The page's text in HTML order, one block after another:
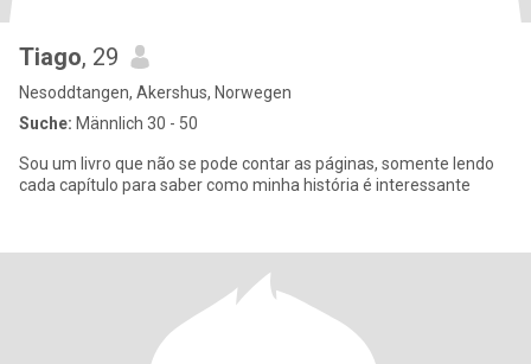
Tiago, 29
Nesoddtangen, Akershus, Norwegen
Suche: Männlich 30 - 50
Sou um livro que não se pode contar as páginas, somente lendo
cada capítulo para saber como minha história é interessante